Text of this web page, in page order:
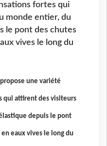
fortes qui
monde entier, du
le pont des chutes
vives le long du
une variété
qui attirent des visiteurs
depuis le pont
eaux vives le long du